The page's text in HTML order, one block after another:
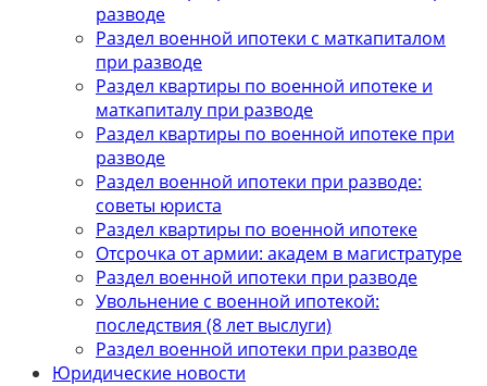
разводе
Раздел военной ипотеки с маткапиталом
при разводе
Раздел квартиры по военной ипотеке и
маткапиталу при разводе
Раздел квартиры по военной ипотеке при
разводе
Раздел военной ипотеки при разводе:
советы юриста
Раздел квартиры по военной ипотеке
Отсрочка от армии: академ в магистратуре
Раздел военной ипотеки при разводе
Увольнение с военной ипотекой:
последствия (8 лет выслуги)
Раздел военной ипотеки при разводе
Юридические новости